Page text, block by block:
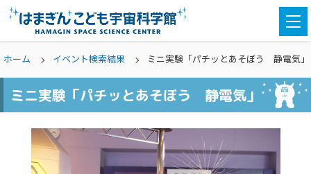
ホーム イベント検索結果 ミニ実験「パチッとあそぼう 静電気」
ミニ実験「パチッとあそぼう 静電気」